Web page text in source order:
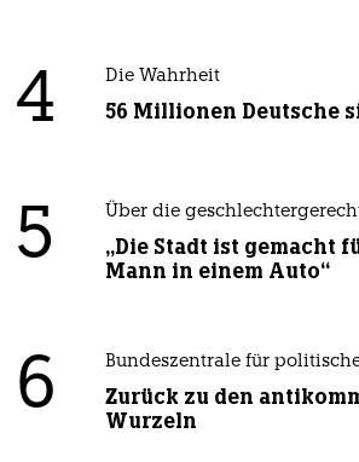
4 Die Wahrheit
56 Millionen Deutsche
5 Über die
„Die Stadt ist gemacht
Mann in einem Auto“
6 Bundeszentrale für
Zurück zu den
Wurzeln